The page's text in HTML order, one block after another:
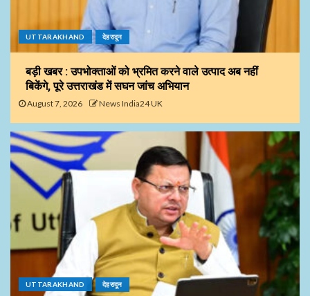
UTTARAKHAND देहरादून
बड़ी खबर : उपभोक्ताओं को भ्रमित करने वाले उत्पाद अब नहीं
बिकेंगे, पूरे उत्तराखंड में सघन जांच अभियान
August 7, 2026 News India24 UK
UTTARAKHAND देहरादून